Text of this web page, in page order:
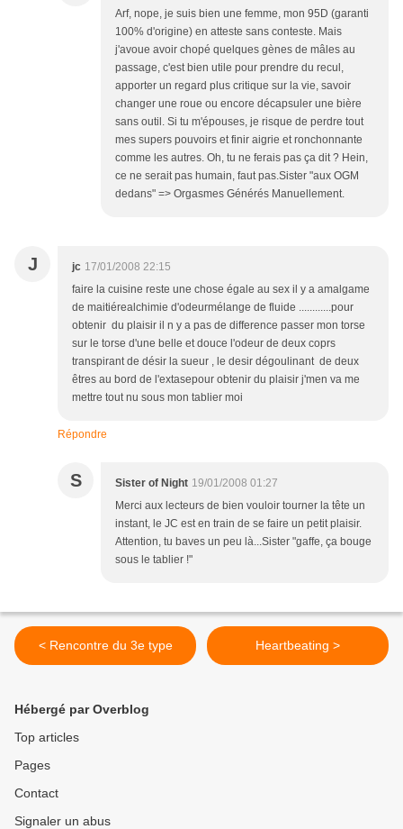
Arf, nope, je suis bien une femme, mon 95D (garanti
100% d'origine) en atteste sans conteste. Mais
j'avoue avoir chopé quelques gènes de mâles au
passage, c'est bien utile pour prendre du recul,
apporter un regard plus critique sur la vie, savoir
changer une roue ou encore décapsuler une bière
sans outil. Si tu m'épouses, je risque de perdre tout
mes supers pouvoirs et finir aigrie et ronchonnante
comme les autres. Oh, tu ne ferais pas ça dit ? Hein,
ce ne serait pas humain, faut pas.Sister "aux OGM
dedans" => Orgasmes Générés Manuellement.
J jc 17/01/2008 22:15
faire la cuisine reste une chose égale au sex il y a amalgame
de maitiérealchimie d'odeurmélange de fluide ............pour
obtenir du plaisir il n y a pas de difference passer mon torse
sur le torse d'une belle et douce l'odeur de deux coprs
transpirant de désir la sueur , le desir dégoulinant de deux
êtres au bord de l'extasepour obtenir du plaisir j'men va me
mettre tout nu sous mon tablier moi
Répondre
S Sister of Night 19/01/2008 01:27
Merci aux lecteurs de bien vouloir tourner la tête un
instant, le JC est en train de se faire un petit plaisir.
Attention, tu baves un peu là...Sister "gaffe, ça bouge
sous le tablier !"
< Rencontre du 3e type Heartbeating >
Hébergé par Overblog
Top articles
Pages
Contact
Signaler un abus